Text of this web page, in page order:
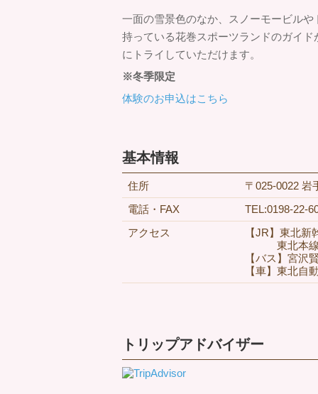
一面の雪景色のなか、スノーモービル
持っている花巻スポーツランドのガイ
にトライしていただけます。
※冬季限定
体験のお申込はこちら
基本情報
住所
〒025-0022 岩
電話・FAX
TEL:0198-22-
アクセス
【JR】東北
東北本線花
【バス】宮沢
【車】東北自
トリップアドバイザー